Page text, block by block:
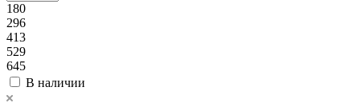
180
296
413
529
645
В наличии